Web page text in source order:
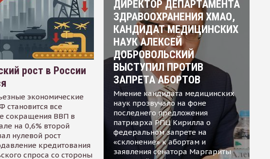
рост в России
экономические
становится все
сокращения ВВП в
на 0,6% второй
нулевой рост
кредитования
спроса со стороны
ДИРЕКТОР ДЕПАРТАМЕНТА
ЗДРАВООХРАНЕНИЯ ХМАО,
КАНДИДАТ МЕДИЦИНСКИХ
НАУК АЛЕКСЕЙ
ДОБРОВОЛЬСКИЙ
ВЫСТУПИЛ ПРОТИВ
ЗАПРЕТА АБОРТОВ
Мнение кандидата медицинских
наук прозвучало на фоне
последнего предложения
патриарха РПЦ Кирилла о
федеральном запрете на
«склонение» к абортам и
заявления сенатора Маргариты